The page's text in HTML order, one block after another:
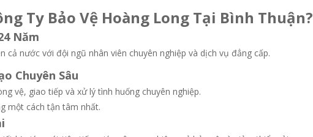
Ty Bảo Vệ Hoàng Long Tại Bình Thuận?
Năm
cả nước với đội ngũ nhân viên chuyên nghiệp và dịch vụ đẳng cấp.
Chuyên Sâu
vệ, giao tiếp và xử lý tình huống chuyên nghiệp.
một cách tận tâm nhất.